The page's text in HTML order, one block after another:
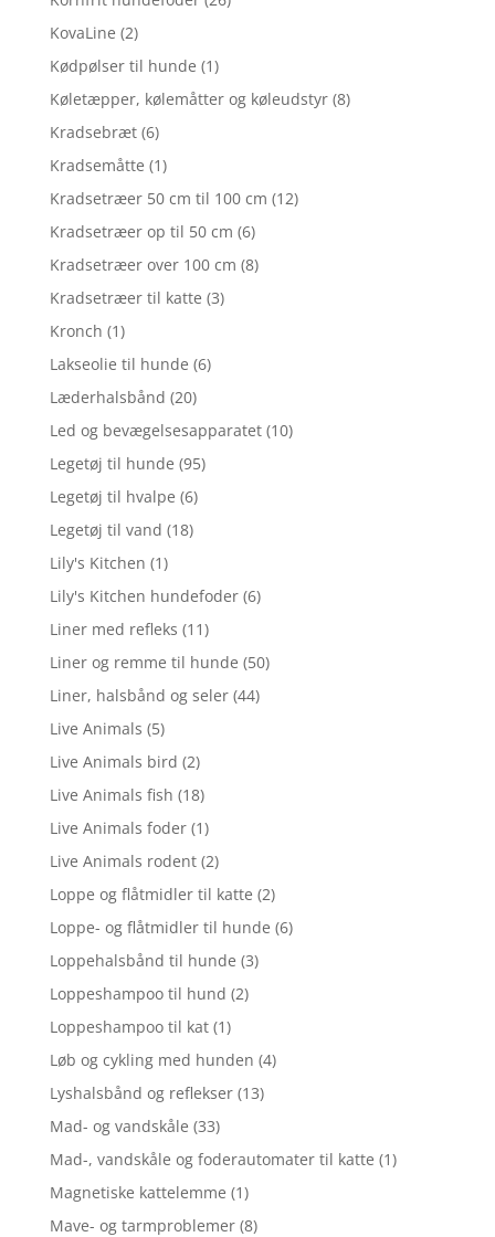
KovaLine (2)
Kødpølser til hunde (1)
Køletæpper, kølemåtter og køleudstyr (8)
Kradsebræt (6)
Kradsemåtte (1)
Kradsetræer 50 cm til 100 cm (12)
Kradsetræer op til 50 cm (6)
Kradsetræer over 100 cm (8)
Kradsetræer til katte (3)
Kronch (1)
Lakseolie til hunde (6)
Læderhalsbånd (20)
Led og bevægelsesapparatet (10)
Legetøj til hunde (95)
Legetøj til hvalpe (6)
Legetøj til vand (18)
Lily's Kitchen (1)
Lily's Kitchen hundefoder (6)
Liner med refleks (11)
Liner og remme til hunde (50)
Liner, halsbånd og seler (44)
Live Animals (5)
Live Animals bird (2)
Live Animals fish (18)
Live Animals foder (1)
Live Animals rodent (2)
Loppe og flåtmidler til katte (2)
Loppe- og flåtmidler til hunde (6)
Loppehalsbånd til hunde (3)
Loppeshampoo til hund (2)
Loppeshampoo til kat (1)
Løb og cykling med hunden (4)
Lyshalsbånd og reflekser (13)
Mad- og vandskåle (33)
Mad-, vandskåle og foderautomater til katte (1)
Magnetiske kattelemme (1)
Mave- og tarmproblemer (8)